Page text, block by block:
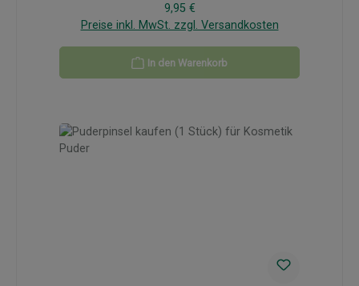
Regulärer Preis:
9,95 €
Preise inkl. MwSt. zzgl. Versandkosten
In den Warenkorb